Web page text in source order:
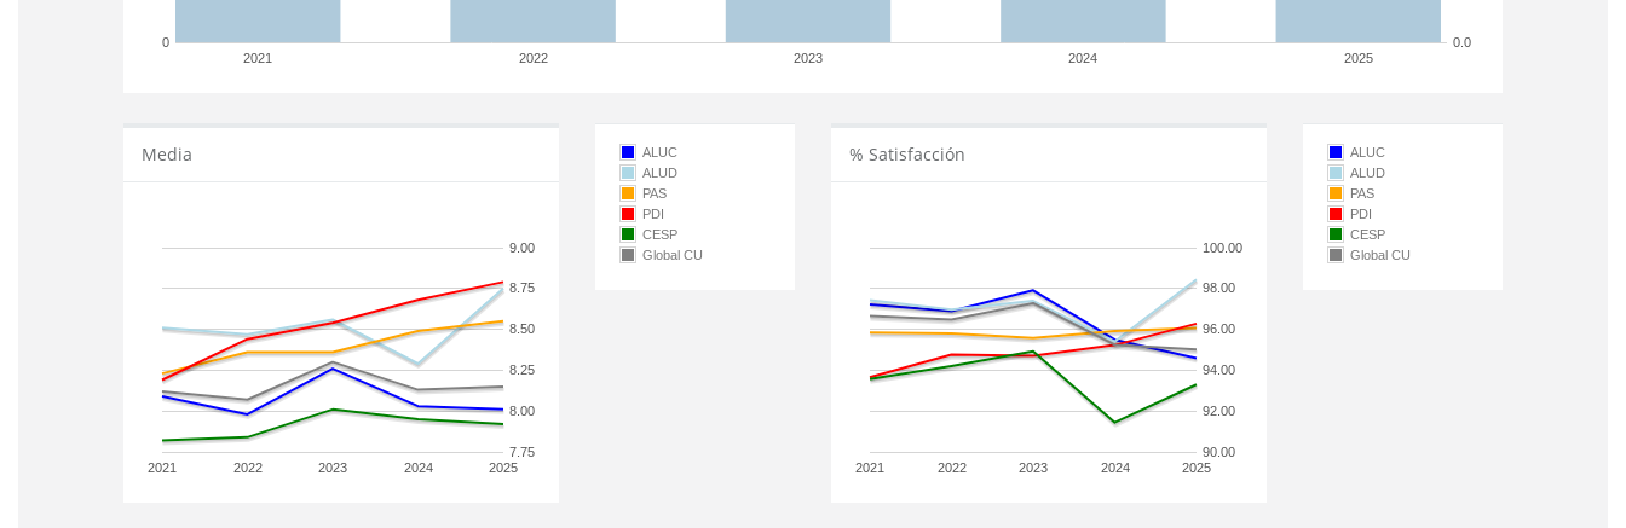
2021 2022 2023 2024 2025
0 0.0
Media
2021 2022 2023 2024 2025
7.75
8.00
8.25
8.50
8.75
9.00
ALUC
ALUD
PAS
PDI
CESP
Global CU
% Satisfacción
2021 2022 2023 2024 2025
90.00
92.00
94.00
96.00
98.00
100.00
ALUC
ALUD
PAS
PDI
CESP
Global CU